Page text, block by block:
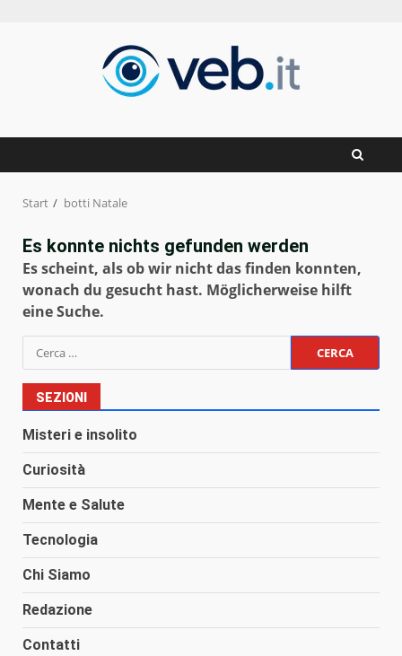
Start botti Natale
Es konnte nichts gefunden werden
Es scheint, als ob wir nicht das finden konnten,
wonach du gesucht hast. Möglicherweise hilft
eine Suche.
Ricerca
per:
SEZIONI
Misteri e insolito
Curiosità
Mente e Salute
Tecnologia
Chi Siamo
Redazione
Contatti